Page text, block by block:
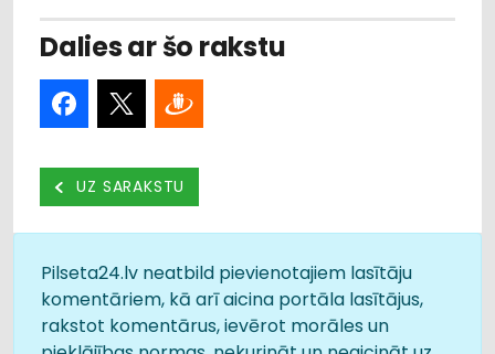
Dalies ar šo rakstu
UZ SARAKSTU
Pilseta24.lv neatbild pievienotajiem lasītāju
komentāriem, kā arī aicina portāla lasītājus,
rakstot komentārus, ievērot morāles un